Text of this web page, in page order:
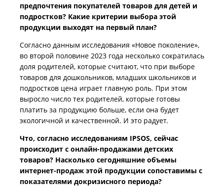
предпочтения покупателей товаров для детей и
подростков? Какие критерии выбора этой
продукции выходят на первый план?
Согласно данным исследования «Новое поколение»,
во второй половине 2023 года несколько сократилась
доля родителей, которые считают, что при выборе
товаров для дошкольников, младших школьников и
подростков цена играет главную роль. При этом
выросло число тех родителей, которые готовы
платить за продукцию больше, если она будет
экологичной и качественной. И это радует.
Что, согласно исследованиям IPSOS, сейчас
происходит с онлайн-продажами детских
товаров? Насколько сегодняшние объемы
интернет-продаж этой продукции сопоставимы с
показателями докризисного периода?